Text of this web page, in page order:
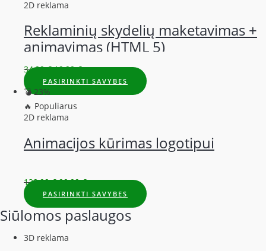
2D reklama
Reklaminių skydelių maketavimas +
animavimas (HTML 5)
34,99€ 19,99€
PASIRINKTI SAVYBES
💣 23%
🔥 Populiarus
2D reklama
Animacijos kūrimas logotipui
129,99€ 99,99€
PASIRINKTI SAVYBES
Siūlomos paslaugos
3D reklama